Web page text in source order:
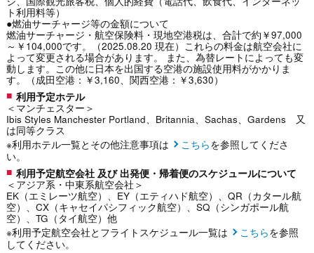
ト利用料等）
●燃油サーチャージ等の金額について
燃油サーチャージ・航空保険料・現地空港税は、合計で約￥97,000
～￥104,000です。（2025.08.20 現在）これらの料金は航空会社に
よって変更される場合があります。 また、為替レートによっても変
動します。この他に日本を出国する空港の施設使用料がかかりま
す。（成田空港：￥3,160、関西空港：￥3,630）
利用予定ホテル
＜マンチェスター＞
Ibis Styles Manchester Portland、Britannia、Sachas、Gardens 又
は同等クラス
※利用ホテル一覧とその他注意事項は
こちらを参照してくださ
い。
利用予定航空会社 及び 出発便・帰着便のスケジュールについて
＜アジア系・中東系航空会社＞
EK（エミレーツ航空）、EY（エティハド航空）、QR（カタール航
空）、CX（キャセイパシフィック航空）、SQ（シンガポール航
空）、TG（タイ航空）他
※利用予定航空会社とフライトスケジュール一覧は
こちらを参照
してください。